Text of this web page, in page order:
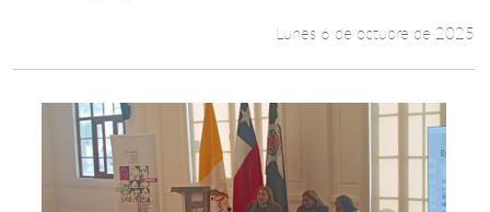
Lunes 6 de octubre de 2025